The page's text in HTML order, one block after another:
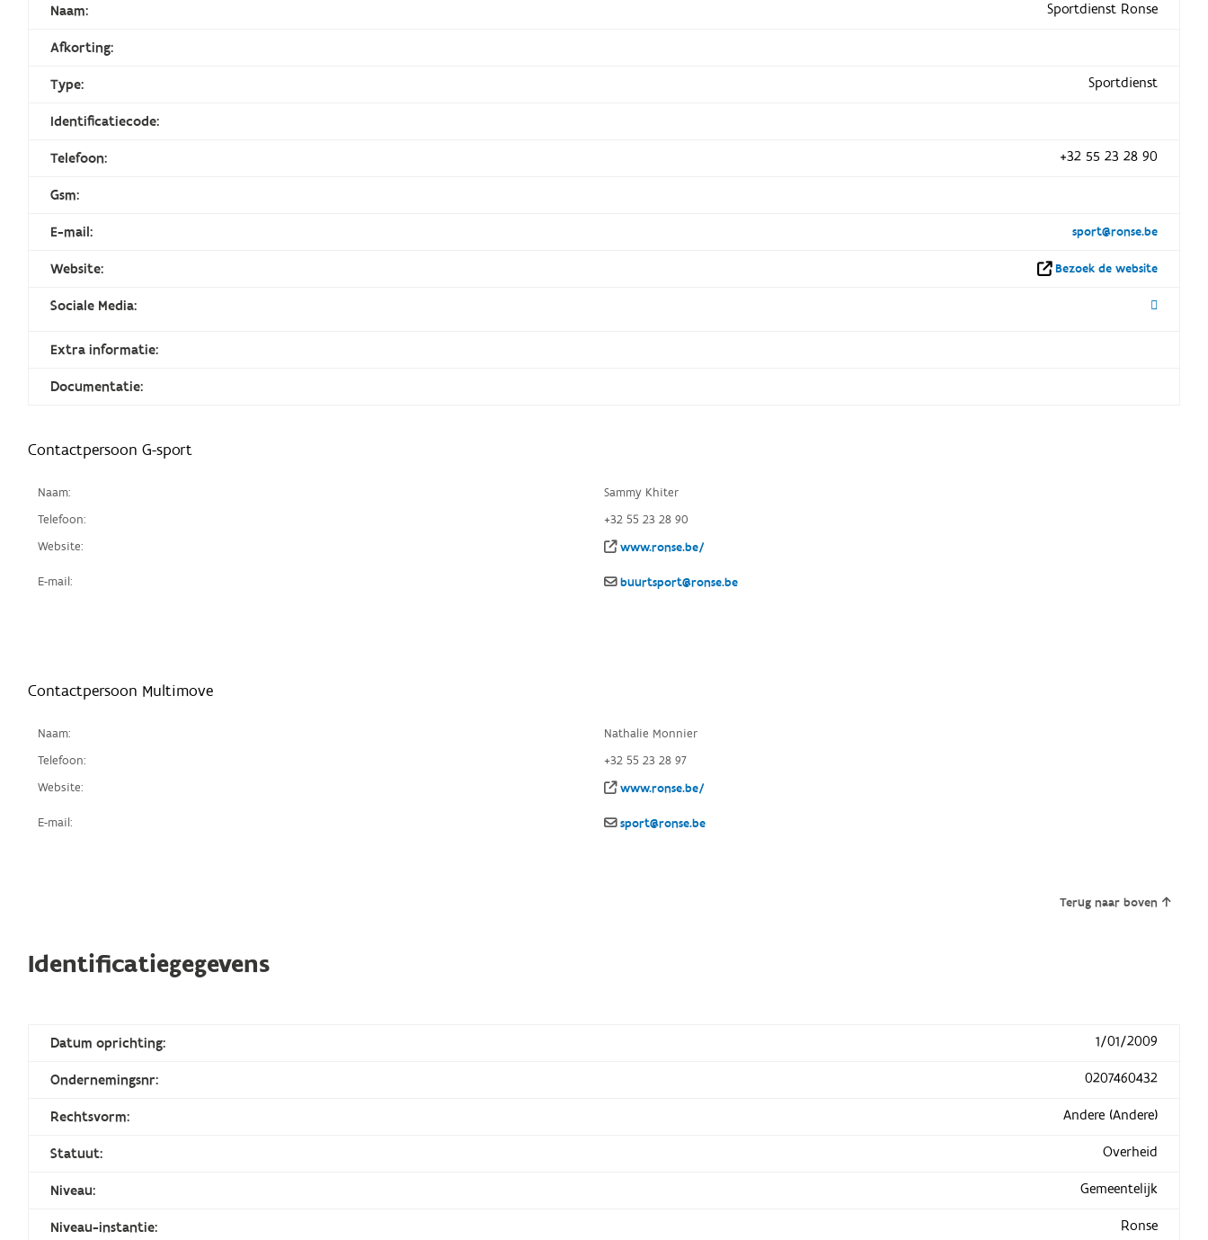
Naam: Sportdienst Ronse
Afkorting:
Type: Sportdienst
Identificatiecode:
Telefoon: +32 55 23 28 90
Gsm:
E-mail: sport@ronse.be
Website: Bezoek de website
Sociale Media:
Extra informatie:
Documentatie:
Contactpersoon G-sport
Naam:
Sammy Khiter
Telefoon:
+32 55 23 28 90
Website:
www.ronse.be/
E-mail: buurtsport@ronse.be
Contactpersoon Multimove
Naam:
Nathalie Monnier
Telefoon:
+32 55 23 28 97
Website:
www.ronse.be/
E-mail: sport@ronse.be
Terug naar boven
Identificatiegegevens
Datum oprichting: 1/01/2009
Ondernemingsnr: 0207460432
Rechtsvorm: Andere (Andere)
Statuut: Overheid
Niveau: Gemeentelijk
Niveau-instantie: Ronse